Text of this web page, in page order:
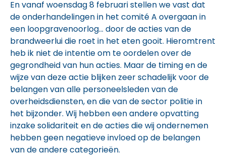
En vanaf woensdag 8 februari stellen we vast dat
de onderhandelingen in het comité A overgaan in
een loopgravenoorlog… door de acties van de
brandweerlui die roet in het eten gooit. Hieromtrent
heb ik niet de intentie om te oordelen over de
gegrondheid van hun acties. Maar de timing en de
wijze van deze actie blijken zeer schadelijk voor de
belangen van alle personeelsleden van de
overheidsdiensten, en die van de sector politie in
het bijzonder. Wij hebben een andere opvatting
inzake solidariteit en de acties die wij ondernemen
hebben geen negatieve invloed op de belangen
van de andere categorieën.